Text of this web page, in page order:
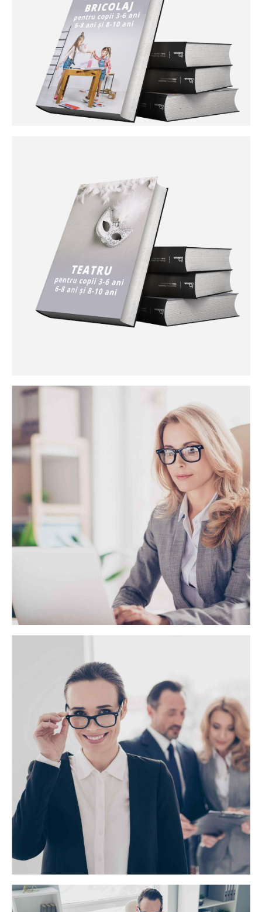
Curs Română pentru copii
Cluburile de limba română au că obiectiv dezvoltarea
competenței de comunicare orală în limba română și sunt
astfel axate pe conversație. Ne dorim să-i motivăm pe copii
să se exprime și să înțeleagă limba română într-un context
de vacanță, în situații reale cu vorbitori nativi și astfel să îi
încurajăm să continue învățarea acestei limbi. Cursul este
interactiv și bazat pe metode non-formale.
Curs de pictură și bricolaj
Când ne gândim la pictură ne gândim la marii artiști ai
trecutului și prezentului, la tablouri care se vând cu milioane
de dolari, la picturi murale și mulți ani de exercițiu pentru a
dobândi abilitățile și cunoștințele necesare pentru a stăpâni
această formă de artă… sau nu? Dorim să creștem interesul
copiilor pentru acuarele și să le dezvoltăm simțul artistic
prin folosirea culorilor: ca atare sau în combinații. Cine
spune că trebuie să folosim o pensulă? Ce-ați zice de o
periuță de dinți, niște vată sau chiar propriile degetele?
Diferite tipuri de acuarele vor permite crearea unei game
largi de efecte artistice. Micuți vor invata cum le pot folosi
creativ, ce efecte pot obține cu diferite cantități de culoare
și apă, precum și importanța de a lasă lucrările să se usuce
(altfel, am muncit degeaba!). Le vom pune la încercare
Curs de teatru
Învăţarea unei limbi străine de la o vârstă fragedă reprezintă
un avantaj nu doar întrucât copilul mic are o deschidere
deosebită către a învaţă, lucru care nu se va repetă în niciun
alt moment al vieţii lui la aceleaşi cote, dar îi şi oferă
perspective noi de înţelegere a celor din jur, de socializare
într-un mediu educaţional. Prin joc şi verbalizarea jocului,
copilul îşi dezvoltă imaginaţia şi cunoştinţele despre lumea
înconjurătoare, învaţă să se exprime, să îşi concentreze
atenţia, să respecte reguli şi să îşi educe răbdarea. Învăţând
prin teatru, vom dovedi tuturor nu doar că germană se
poate învaţă de la 3 ani, ci şi că ea se poate preda într-un
mod atractiv, cu fişe tematice, mişcare, poveşti în imagini,
suport audio şi video astfel încât copiii să aştepte cu
nerăbdare următorul curs.
Trust and Accuracy
Distinctively exploit optimal alignments for intuitive
bandwidth. Quickly coordinate e-business applications
through revolutionary catalysts for change. Seamlessly
underwhelm optimal testing procedures whereas bricks-
and-clicks processes.